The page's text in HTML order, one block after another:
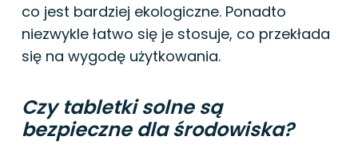
co jest bardziej ekologiczne. Ponadto
niezwykle łatwo się je stosuje, co przekłada
się na wygodę użytkowania.
Czy tabletki solne są
bezpieczne dla środowiska?